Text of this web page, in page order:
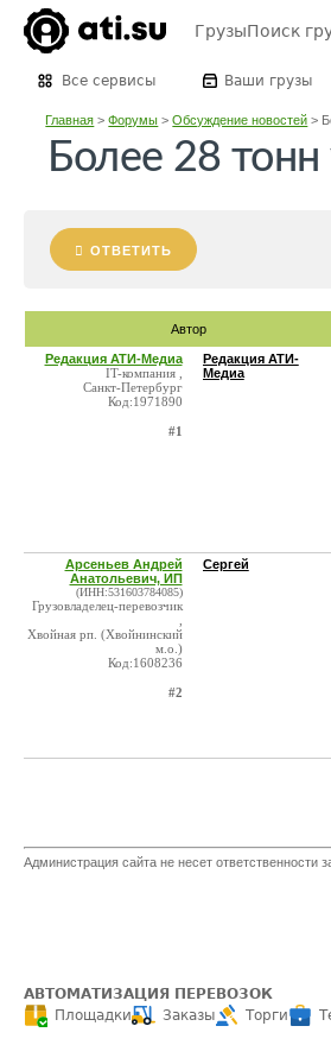
ГрузыПоиск
Все сервисы Ваши грузы
Главная >Форумы >Обсуждение новостей >
Более 28
ОТВЕТИТЬ
Автор
Редакция АТИ-Медиа
IT-компания ,
Санкт-Петербург
Код:1971890
#1
Редакция АТИ-
Медиа
Арсеньев Андрей
Анатольевич, ИП
(ИНН:531603784085)
Грузовладелец-перевозчик
Хвойная рп. (Хвойнинский
м.о.)
Код:1608236
#2
Сергей
Администрация сайта не несет
АВТОМАТИЗАЦИЯ ПЕРЕВОЗОК
Площадки
Заказы Торги